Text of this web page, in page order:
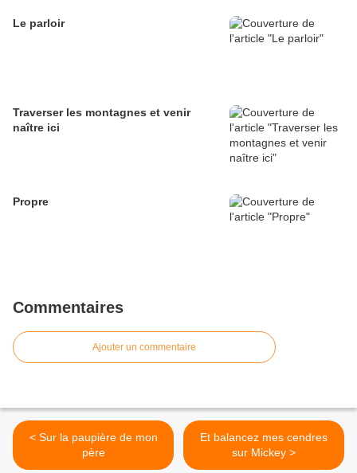
Le parloir
Traverser les montagnes et venir
naître ici
Propre
Commentaires
Ajouter un commentaire
< Sur la paupière de mon
père
Et balancez mes cendres
sur Mickey >